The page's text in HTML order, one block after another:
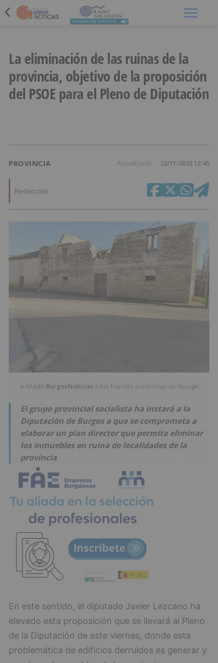
La eliminación de las ruinas de la
provincia, objetivo de la proposición
del PSOE para el Pleno de Diputación
PROVINCIA Actualizado 22/11/2023 12:45
Redacción
★Añade BurgosNoticias a tus fuentes preferidas de Google
El grupo provincial socialista ha instará a la
Diputación de Burgos a que se comprometa a
elaborar un plan director que permita eliminar
los inmuebles en ruina de localidades de la
provincia
En este sentido, el diputado Javier Lezcano ha
elevado esta proposición que se llevará al Pleno
de la Diputación de este viernes, donde esta
problemática de edificios derruidos es generar y